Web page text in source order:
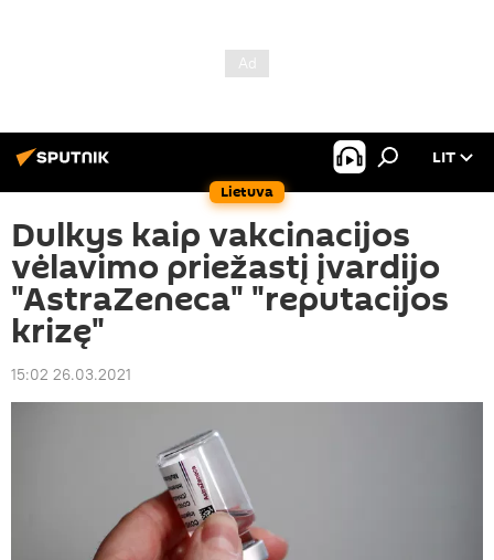
Lietuva
LIT
Dulkys kaip vakcinacijos
vėlavimo priežastį įvardijo
"AstraZeneca" "reputacijos
krizę"
15:02 26.03.2021